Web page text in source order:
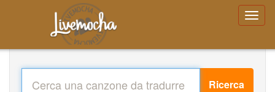
Ricerca